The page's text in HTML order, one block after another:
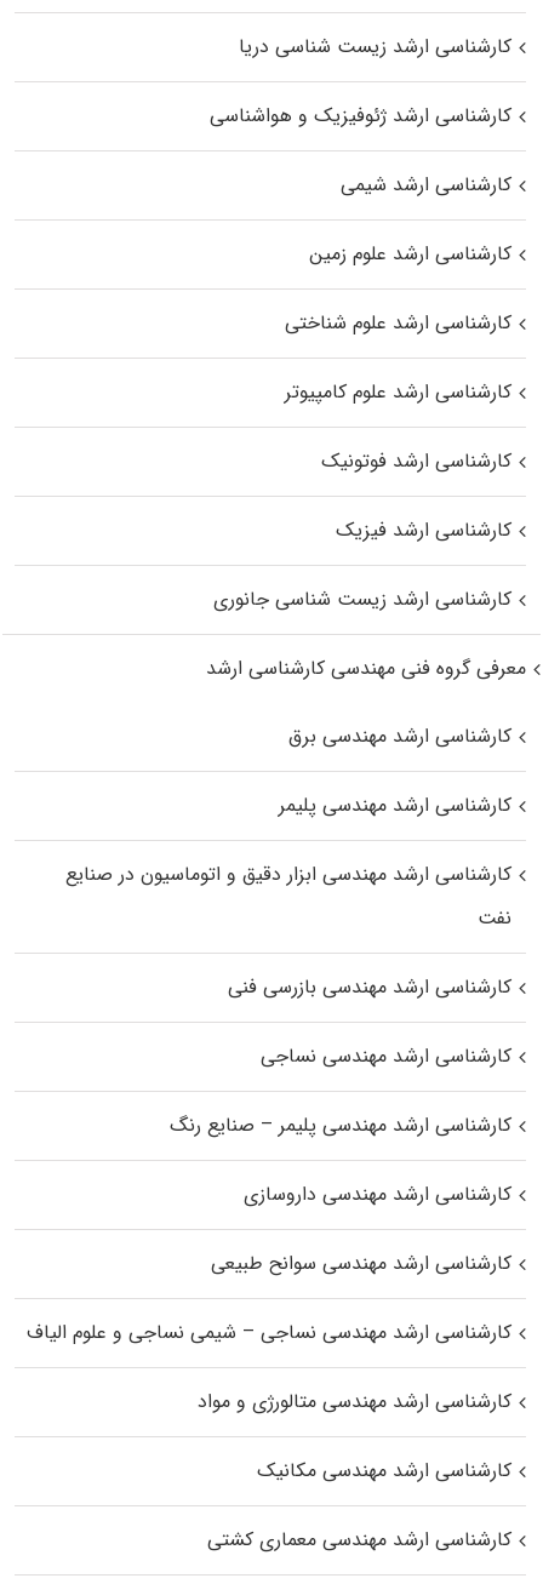
کارشناسی ارشد زیست‌ شناسی دریا
کارشناسی ارشد ژئوفیزیک و هواشناسی
کارشناسی ارشد شیمی
کارشناسی ارشد علوم زمین
کارشناسی ارشد علوم شناختی
کارشناسی ارشد علوم کامپیوتر
کارشناسی ارشد فوتونیک
کارشناسی ارشد فیزیک
کارشناسی ارشد زیست‌ شناسی جانوری
معرفی گروه فنی مهندسی کارشناسی ارشد
کارشناسی ارشد مهندسی برق
کارشناسی ارشد مهندسی پلیمر
کارشناسی ارشد مهندسی ابزار دقیق و اتوماسیون در صنایع
نفت
کارشناسی ارشد مهندسی بازرسی فنی
کارشناسی ارشد مهندسی نساجی
کارشناسی ارشد مهندسی پلیمر – صنایع رنگ
کارشناسی ارشد مهندسی داروسازی
کارشناسی ارشد مهندسی سوانح طبیعی
کارشناسی ارشد مهندسی نساجی – شیمی نساجی و علوم الیاف
کارشناسی ارشد مهندسی متالورژی و مواد
کارشناسی ارشد مهندسی مکانیک
کارشناسی ارشد مهندسی معماری کشتی